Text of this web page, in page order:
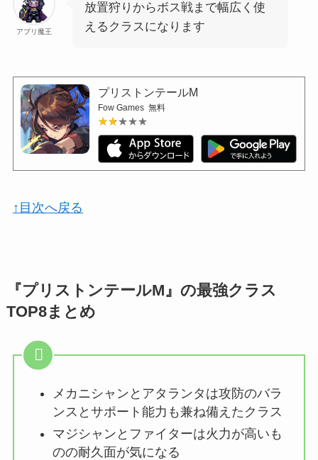
アプリ魔王
放置狩りからボス戦まで幅広く使
えるクラスになります
プリストンテールM
Fow Games 無料
★★★★★
★★★★★
↑目次へ戻る
『プリストンテールM』の最強クラス
TOP8まとめ
メカニシャンとアタランタは攻防のバラ
ンスとサポート能力も兼ね備えたクラス
マジシャンとファイターは火力が高いも
のの耐久面が気になる